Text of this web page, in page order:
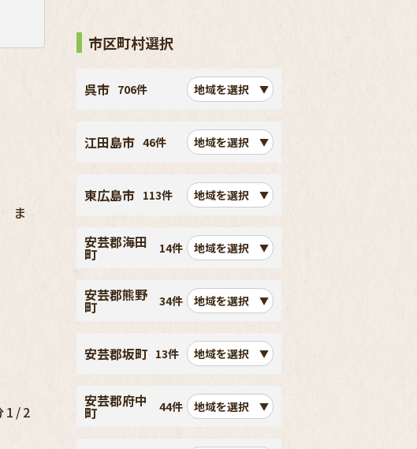
ま
1/2
市区町村選択
呉市 706件 地域を選択
江田島市 46件 地域を選択
東広島市 113件 地域を選択
安芸郡海田
町 14件 地域を選択
安芸郡熊野
町 34件 地域を選択
安芸郡坂町 13件 地域を選択
安芸郡府中
町 44件 地域を選択